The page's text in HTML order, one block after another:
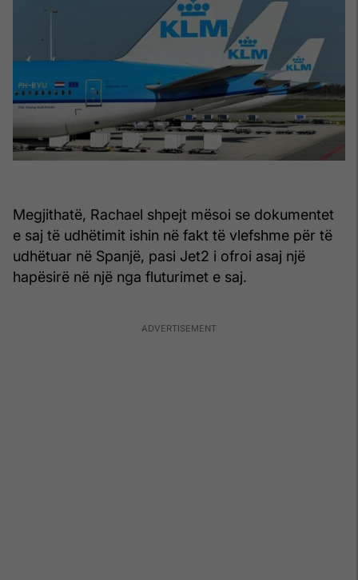
Megjithatë, Rachael shpejt mësoi se dokumentet
e saj të udhëtimit ishin në fakt të vlefshme për të
udhëtuar në Spanjë, pasi Jet2 i ofroi asaj një
hapësirë në një nga fluturimet e saj.